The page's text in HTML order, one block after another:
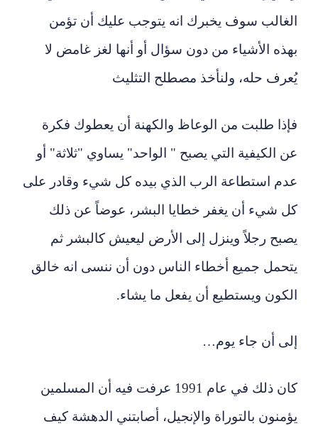
الغالب سوف يخبرك انه يتوجب عليك أن تؤمن
بهذه الأشياء من دون سؤال أو أنها لغز غامض لا
يُعرف حله، ولنأخذ مصطلح التثليث
فإذا طلبت من الوعاظ والكهنة أن يعطوك فكرة
عن الكيفية التي يصبح " الواحد" يساوي "ثلاثة" أو
عدم استطاعة الرب الذي بيده كل شيء وقادر على
كل شيء أن يغفر خطايا البشر، عوضاً عن ذلك
يصبح رجلاً وينزل إلى الأرض ليعيش كالبشر ثم
يتحمل جميع أخطاء الناس دون أن ننسى انه خالق
الكون ويستطيع أن يفعل ما يشاء.
إلى أن جاء يوم…
كان ذلك في عام 1991 عرفت فيه أن المسلمين
يؤمنون بالتوراة والإنجيل، أصابتني الدهشة كيف